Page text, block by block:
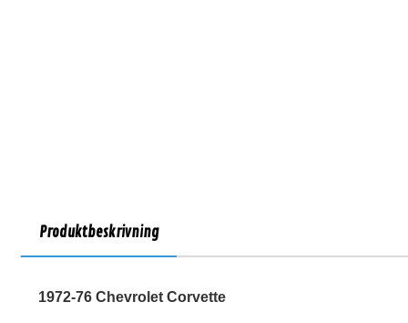
Produktbeskrivning
1972-76 Chevrolet Corvette